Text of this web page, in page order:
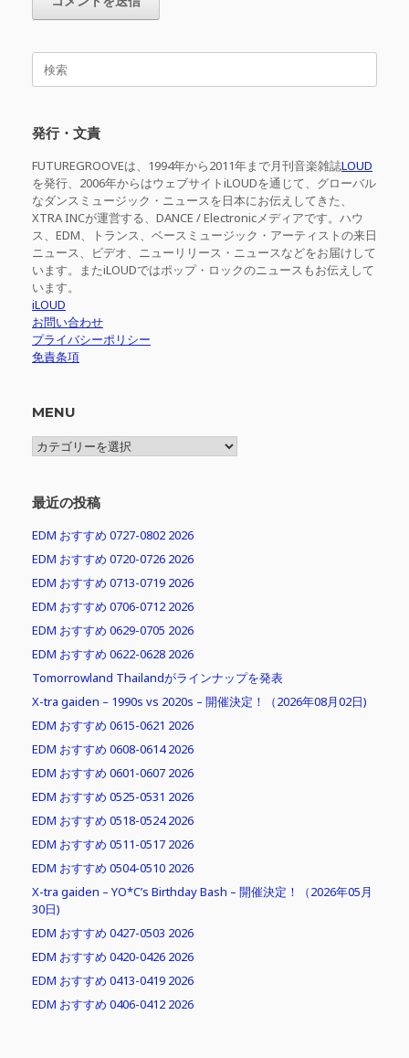
検
発行・文責
FUTUREGROOVEは、1994年から2011年まで月刊音楽雑誌LOUD
を発行、2006年からはウェブサイトiLOUDを通じて、グローバル
なダンスミュージック・ニュースを日本にお伝えしてきた、
XTRA INCが運営する、DANCE / Electronicメディアです。ハウ
ス、EDM、トランス、ベースミュージック・アーティストの来日
ニュース、ビデオ、ニューリリース・ニュースなどをお届けして
います。またiLOUDではポップ・ロックのニュースもお伝えして
います。
iLOUD
お問い合わせ
プライバシーポリシー
免責条項
MENU
MENU
最近の投稿
EDM おすすめ 0727-0802 2026
EDM おすすめ 0720-0726 2026
EDM おすすめ 0713-0719 2026
EDM おすすめ 0706-0712 2026
EDM おすすめ 0629-0705 2026
EDM おすすめ 0622-0628 2026
Tomorrowland Thailandがラインナップを発表
X-tra gaiden – 1990s vs 2020s – 開催決定！（2026年08月02日)
EDM おすすめ 0615-0621 2026
EDM おすすめ 0608-0614 2026
EDM おすすめ 0601-0607 2026
EDM おすすめ 0525-0531 2026
EDM おすすめ 0518-0524 2026
EDM おすすめ 0511-0517 2026
EDM おすすめ 0504-0510 2026
X-tra gaiden – YO*C’s Birthday Bash – 開催決定！（2026年05月
30日)
EDM おすすめ 0427-0503 2026
EDM おすすめ 0420-0426 2026
EDM おすすめ 0413-0419 2026
EDM おすすめ 0406-0412 2026